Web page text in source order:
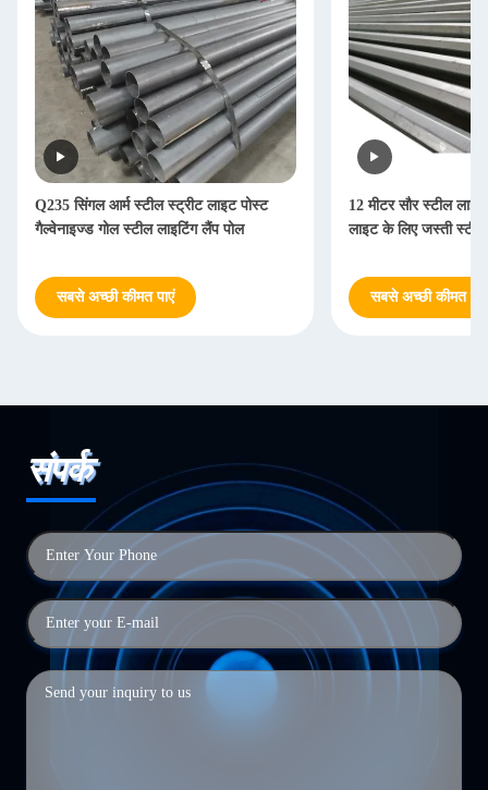
Q235 सिंगल आर्म स्टील स्ट्रीट लाइट पोस्ट
गैल्वेनाइज्ड गोल स्टील लाइटिंग लैंप पोल
सबसे अच्छी कीमत पाएं
12 मीटर सौर स्टील
लाइट के लिए जस्ती स्टील
सबसे अच्छी कीमत पाएं
संपर्क